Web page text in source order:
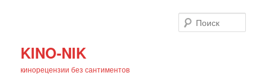
KINO-NIK
кинорецензии без сантиментов